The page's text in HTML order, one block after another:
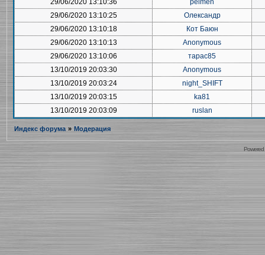
29/06/2020 13:10:36
pelmen
29/06/2020 13:10:25
Олександр
29/06/2020 13:10:18
Кот Баюн
29/06/2020 13:10:13
Anonymous
29/06/2020 13:10:06
тарас85
13/10/2019 20:03:30
Anonymous
13/10/2019 20:03:24
night_SHIFT
13/10/2019 20:03:15
ka81
13/10/2019 20:03:09
ruslan
Индекс форума » Модерация